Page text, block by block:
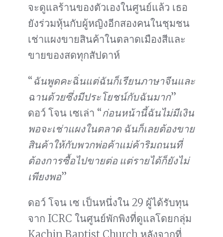
จะดูแลร้านของตัวเองในศูนย์แล้ว เธอ
ยังร่วมหุ้นกับผู้หญิงอีกสองคนในชุมชน
เช่าแผงขายสินค้าในตลาดเมืองสีและ
ขายของสดทุกสัปดาห์
“ฉันพูดคะฉิ่นแต่ฉันก็เรียนภาษาจีนและ
ฉานด้วยซึ่งมีประโยชน์กับฉันมาก”
ดอว์ โจน เซเล่า “ก่อนหน้านี้ฉันไม่มีเงิน
พอจะเช่าแผงในตลาด ฉันก็เลยต้องขาย
สินค้าให้กับพวกพ่อค้าแม่ค้าริมถนนที่
ต้องการซื้อไปขายต่อ แต่รายได้ก็ยังไม่
เพียงพอ”
ดอว์ โจน เซ เป็นหนึ่งใน 29 ผู้ได้รับทุน
จาก ICRC ในศูนย์พักพิงที่ดูแลโดยกลุ่ม
Kachin Baptist Church หลังจากที่